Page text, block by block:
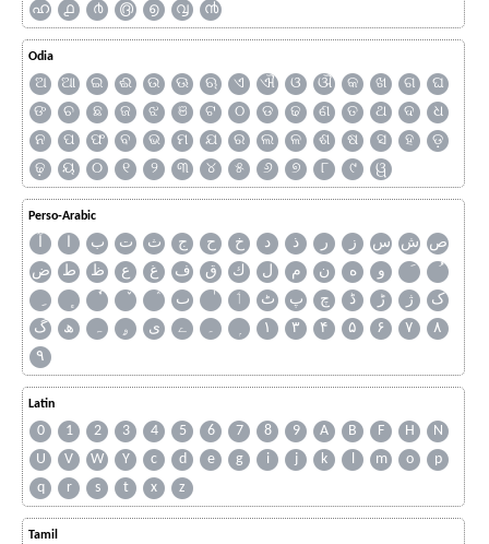
ഹ
൧ ൪ ൫ ൭ ൮ ൯
Odia
ଅ ଆ ଇ ଈ ଉ ଊ ଋ ଏ ଐ ଓ ଔ କ ଖ ଗ
ଘ
ଙ
ଚ ଛ ଜ ଝ ଞ ଟ ଠ ଡ ଢ ଣ ତ ଥ ଦ
ଧ
ନ
ପ ଫ ବ ଭ ମ ଯ ର ଲ ଳ ଶ ଷ ସ ହ
ଡ଼
ଢ଼
ୟ ୦ ୧ ୨ ୩ ୪ ୫ ୬ ୭ ୮ ୯ ୱ
Perso-Arabic
آ ا ب ت ث ج ح خ د ذ ر ز س ش ص
ض
ط ظ ع غ ف ق ك ل م ن ه
و
ٮ
ٲ ٹ پ چ ڈ ڑ ژ
ک
گ
ھ ہ ۄ ی ے ۔ ۱ ۳ ۴ ۵ ۶ ۷
۸
۹
Latin
0 1 2 3 4 5 6 7 8 9 A B F H
N
U
V W Y c d e g i j k l m o
p
q
r s t x z
Tamil